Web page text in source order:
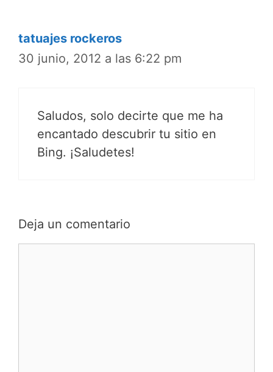
tatuajes rockeros
30 junio, 2012 a las 6:22 pm
Saludos, solo decirte que me ha
encantado descubrir tu sitio en
Bing. ¡Saludetes!
Deja un comentario